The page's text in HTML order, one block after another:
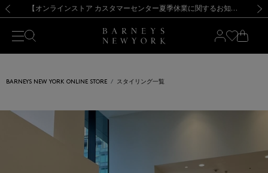
新規登録のお客様も対象！＜MY BARNEYS＞会員のお客様は11,000円（税込）以上のお買上げで常時送料無料！お買い物の際は会員登録を！
【夏季休業に伴う出荷一時停止のお知らせ】(2026.8.7) 【オンラインストア カスタマーセンター夏季休業に関するお知らせ】（2026.8.7）
【夏季休業に伴う返品・交換承り一時停止のお知らせ】（2026.8.5）
熊本県を中心とした地震の影響によるお荷物のお届けについて
【開催中】SUMMER SALEのご案内・ご注意事項 新規登録のお客様も対象！＜MY BARNEYS＞会員のお客様は11,000円（税込）以上のお買上げで常時送料無料！お買い物の際は会員登録を！
【夏季休業に伴う出荷一時停止のお知らせ】(2026.8.7)
BARNEYS NEW YORK ONLINE STORE スタイリング一覧